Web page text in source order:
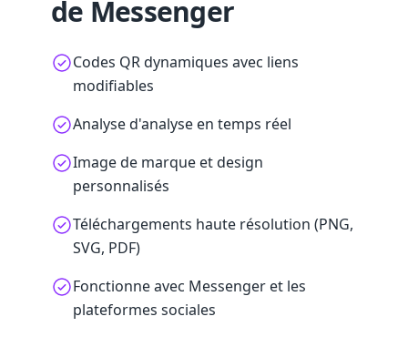
de Messenger
Codes QR dynamiques avec liens
modifiables
Analyse d'analyse en temps réel
Image de marque et design
personnalisés
Téléchargements haute résolution (PNG,
SVG, PDF)
Fonctionne avec Messenger et les
plateformes sociales